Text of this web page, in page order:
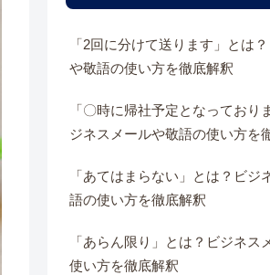
「2回に分けて送ります」とは
や敬語の使い方を徹底解釈
「〇時に帰社予定となっており
ジネスメールや敬語の使い方を
「あてはまらない」とは？ビジ
語の使い方を徹底解釈
「あらん限り」とは？ビジネス
使い方を徹底解釈